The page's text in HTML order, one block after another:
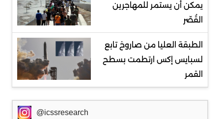
يمكن أن يستمر للمهاجرين
القُصّر
الطبقة العليا من صاروخ تابع
لسبايس إكس ارتطمت بسطح
القمر
@icssresearch